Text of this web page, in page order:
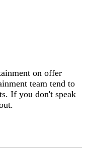
on offer
team tend to
If you don't speak